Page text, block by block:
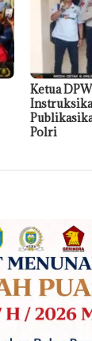
Ketua
Polri